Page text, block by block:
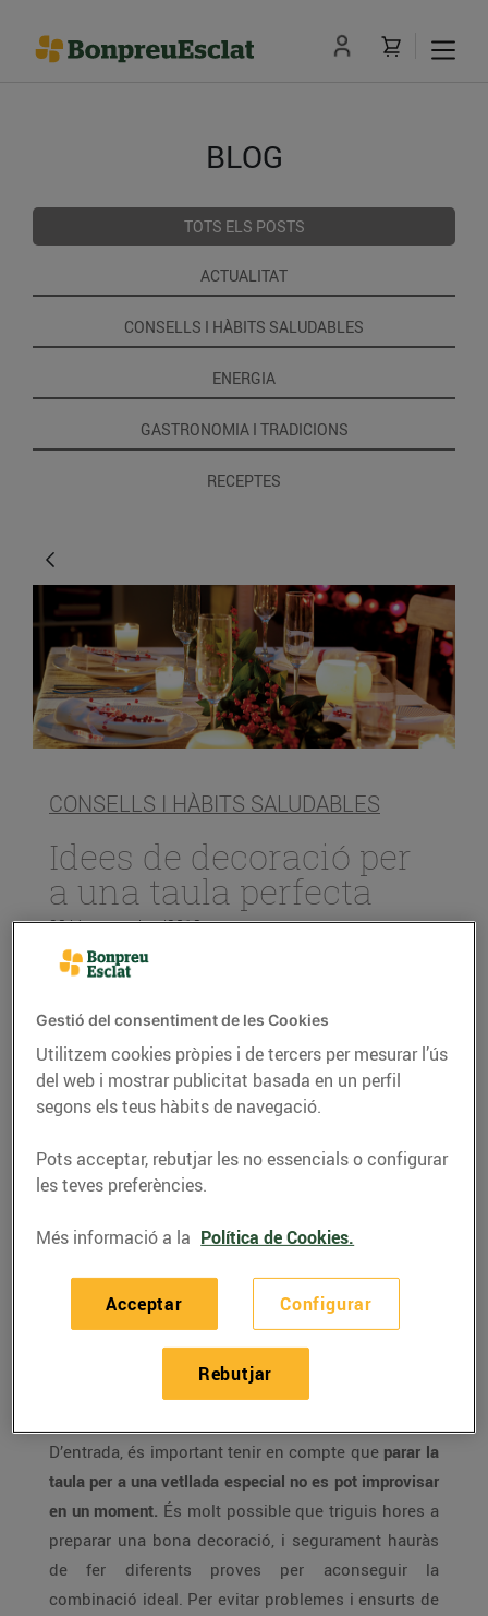
BLOG
TOTS ELS POSTS
ACTUALITAT
CONSELLS I HÀBITS SALUDABLES
ENERGIA
GASTRONOMIA I TRADICIONS
RECEPTES
CONSELLS I HÀBITS SALUDABLES
Idees de decoració per
a una taula perfecta
23/de novembre/2018
Seure al voltant d’una taula parada amb gust és tot
un plaer. En aquest sentit,
una bona decoració és
imprescindible per afavorir que els convidats se
ofereixes. Tot seguit t’expliquem alguns aspectes
clau per tal que la decoració de la teva taula llueixi
Una bona decoració no es
pot improvisar
D’entrada, és important tenir en compte que parar la
taula per a una vetllada especial no es pot improvisar
en un moment. És molt possible que triguis hores a
preparar una bona decoració, i segurament hauràs
de fer diferents proves per aconseguir la
combinació ideal. Per evitar problemes i ensurts de
Gestió del consentiment de les Cookies
Utilitzem cookies pròpies i de tercers per mesurar l’ús
del web i mostrar publicitat basada en un perfil
segons els teus hàbits de navegació.
Pots acceptar, rebutjar les no essencials o configurar
les teves preferències.
Més informació a la Política de Cookies.
Configurar
Rebutjar
Acceptar